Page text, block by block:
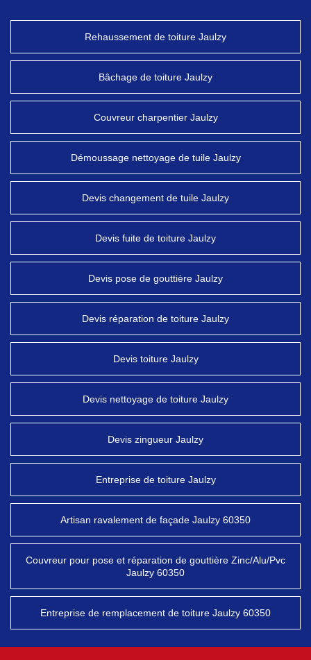
Rehaussement de toiture Jaulzy
Bâchage de toiture Jaulzy
Couvreur charpentier Jaulzy
Démoussage nettoyage de tuile Jaulzy
Devis changement de tuile Jaulzy
Devis fuite de toiture Jaulzy
Devis pose de gouttière Jaulzy
Devis réparation de toiture Jaulzy
Devis toiture Jaulzy
Devis nettoyage de toiture Jaulzy
Devis zingueur Jaulzy
Entreprise de toiture Jaulzy
Artisan ravalement de façade Jaulzy 60350
Couvreur pour pose et réparation de gouttière Zinc/Alu/Pvc
Jaulzy 60350
Entreprise de remplacement de toiture Jaulzy 60350